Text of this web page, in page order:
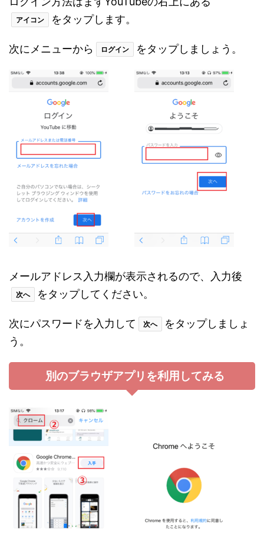
アイコン をタップします。
次にメニューから ログイン をタップしましょう。
メールアドレス入力欄が表示されるので、入力後
次へ をタップしてください。
次にパスワードを入力して 次へ
をタップしましょ
う。
別のブラウザアプリを利用してみる